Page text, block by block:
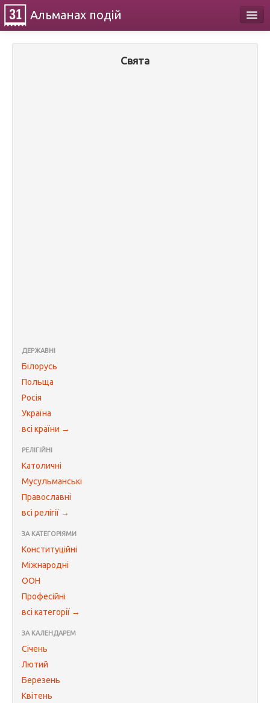
Альманах подій
Свята
ДЕРЖАВНІ
Білорусь
Польща
Росія
Україна
всі країни →
РЕЛІГІЙНІ
Католичні
Мусульманські
Православні
всі релігії →
ЗА КАТЕГОРІЯМИ
Конституційні
Міжнародні
ООН
Професійні
всі категорії →
ЗА КАЛЕНДАРЕМ
Січень
Лютий
Березень
Квітень